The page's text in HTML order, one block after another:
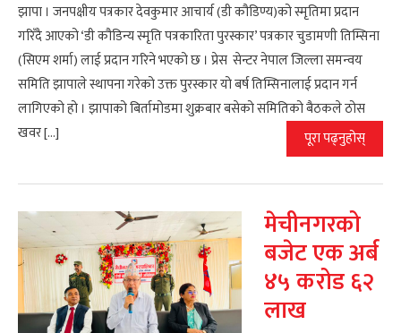
झापा । जनपक्षीय पत्रकार देवकुमार आचार्य (डी कौडिण्य)को स्मृतिमा प्रदान
गरिँदै आएको ‘डी कौडिन्य स्मृति पत्रकारिता पुरस्कार’ पत्रकार चुडामणी तिम्सिना
(सिएम शर्मा) लाई प्रदान गरिने भएको छ । प्रेस सेन्टर नेपाल जिल्ला समन्वय
समिति झापाले स्थापना गरेको उक्त पुरस्कार यो बर्ष तिम्सिनालाई प्रदान गर्न
लागिएको हो । झापाको बिर्तामोडमा शुक्रबार बसेको समितिको बैठकले ठोस
खवर […]
पूरा पढ्नुहोस्
मेचीनगरको
बजेट एक अर्ब
४५ करोड ६२
लाख